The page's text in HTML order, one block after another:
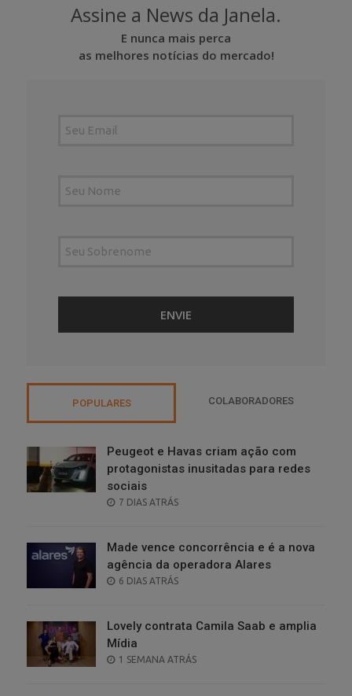
Assine a News da Janela.
E nunca mais perca
as melhores notícias do mercado!
POPULARES COLABORADORES
Peugeot e Havas criam ação com
protagonistas inusitadas para redes
sociais
POSTED
7 DIAS ATRÁS
Made vence concorrência e é a nova
agência da operadora Alares
POSTED
6 DIAS ATRÁS
Lovely contrata Camila Saab e amplia
Mídia
POSTED
1 SEMANA ATRÁS